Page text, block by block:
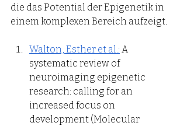
die das Potential der Epigenetik in
einem komplexen Bereich aufzeigt.
Walton, Esther et al.: A
systematic review of
neuroimaging epigenetic
research: calling for an
increased focus on
development (Molecular